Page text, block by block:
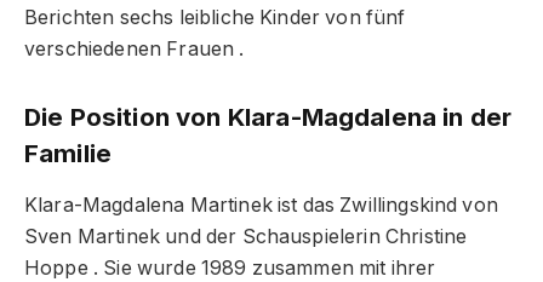
Berichten sechs leibliche Kinder von fünf
verschiedenen Frauen .
Die Position von Klara-Magdalena in der
Familie
Klara-Magdalena Martinek ist das Zwillingskind von
Sven Martinek und der Schauspielerin Christine
Hoppe . Sie wurde 1989 zusammen mit ihrer